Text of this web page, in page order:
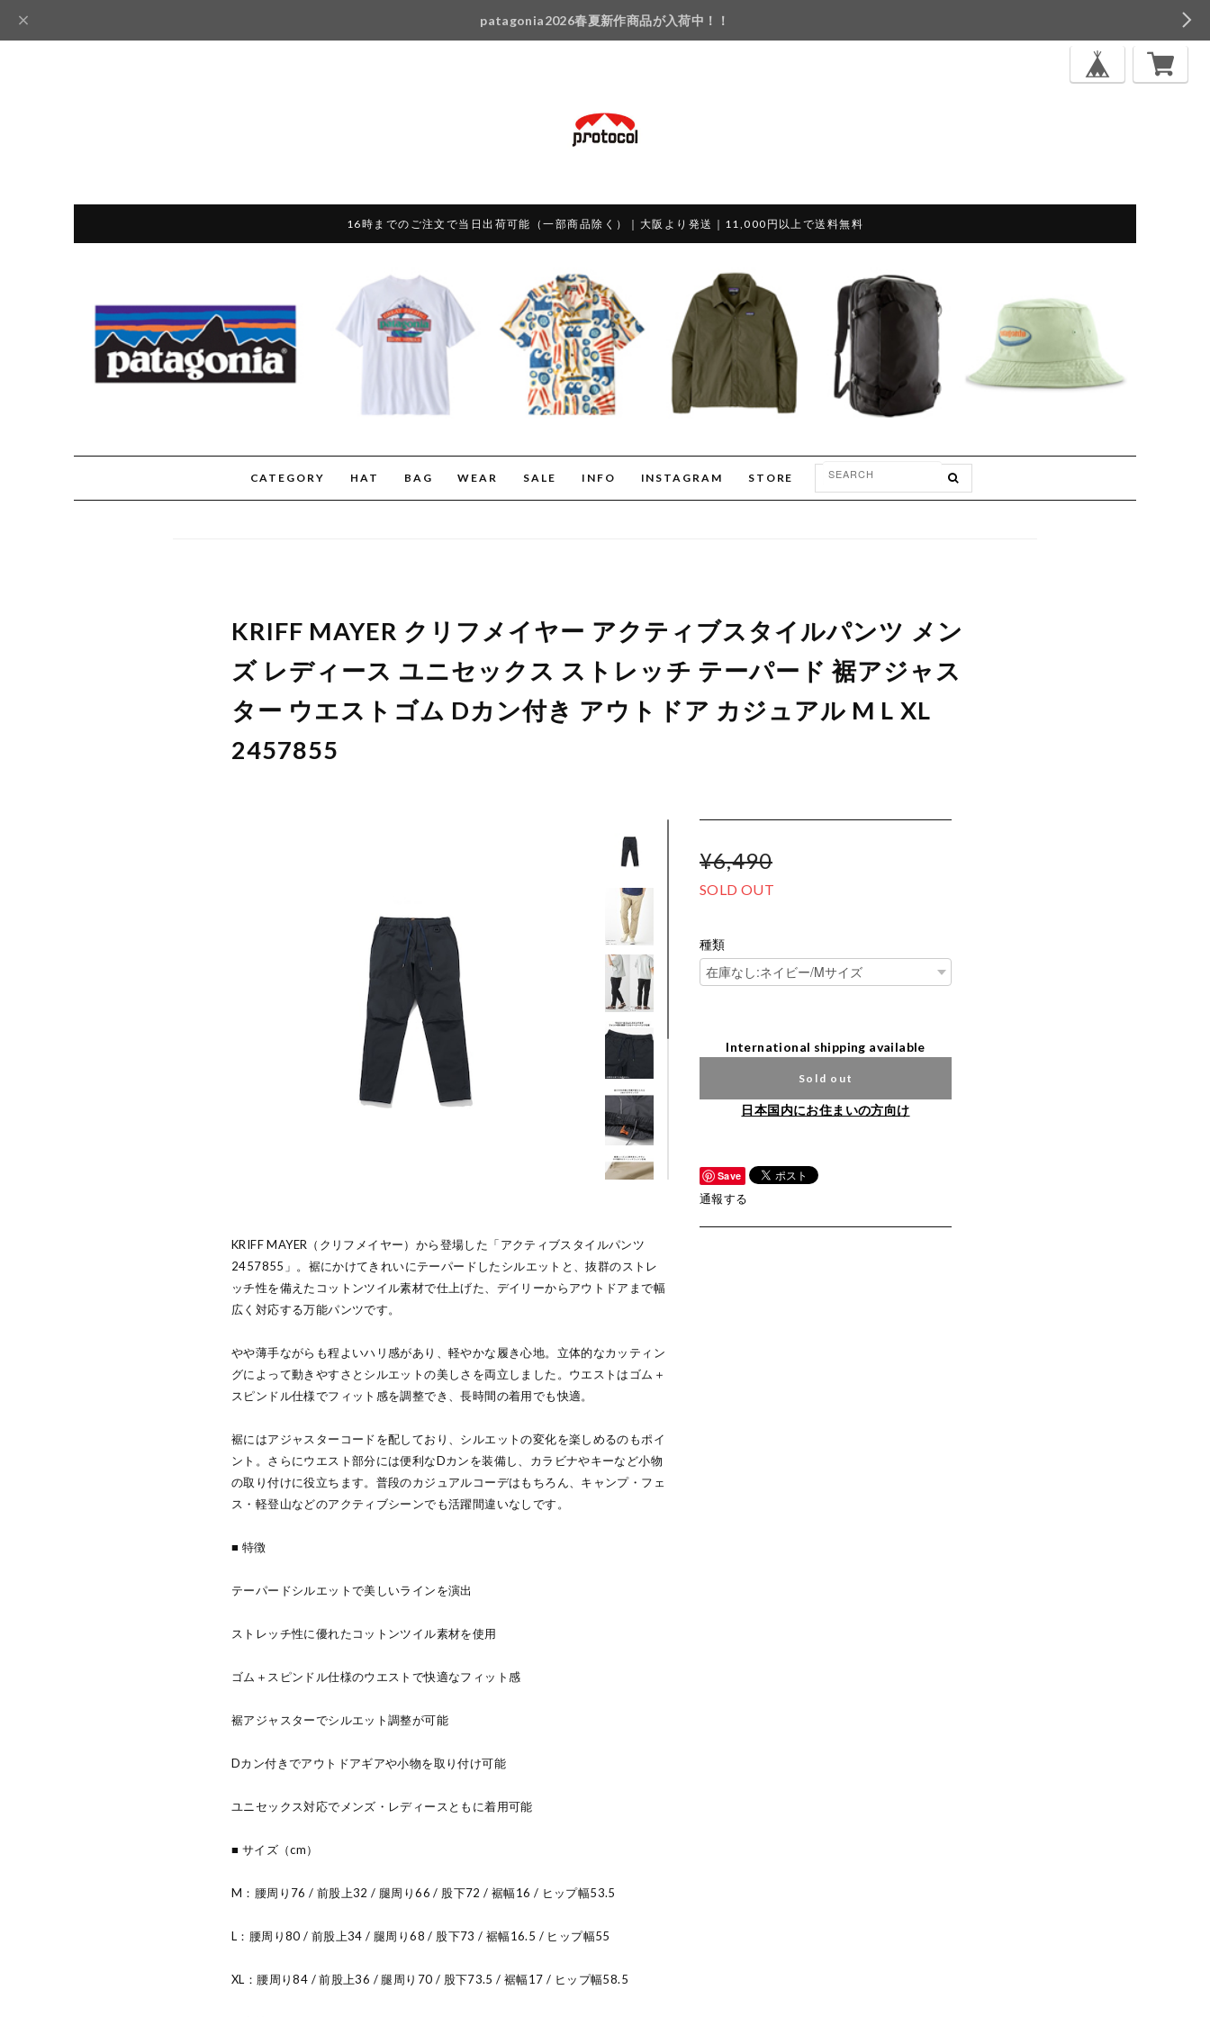
patagonia2026春夏新作商品が入荷中！！
16時までのご注文で当日出荷可能（一部商品除く）｜大阪より発送｜11,000円以上で送料無料
CATEGORY HAT BAG WEAR SALE INFO INSTAGRAM STORE
KRIFF MAYER クリフメイヤー アクティブスタイルパンツ メン
ズ レディース ユニセックス ストレッチ テーパード 裾アジャス
ター ウエストゴム Dカン付き アウトドア カジュアル M L XL
2457855
KRIFF MAYER（クリフメイヤー）から登場した「アクティブスタイルパンツ
2457855」。裾にかけてきれいにテーパードしたシルエットと、抜群のストレ
ッチ性を備えたコットンツイル素材で仕上げた、デイリーからアウトドアまで幅
広く対応する万能パンツです。
やや薄手ながらも程よいハリ感があり、軽やかな履き心地。立体的なカッティン
グによって動きやすさとシルエットの美しさを両立しました。ウエストはゴム＋
スピンドル仕様でフィット感を調整でき、長時間の着用でも快適。
裾にはアジャスターコードを配しており、シルエットの変化を楽しめるのもポイ
ント。さらにウエスト部分には便利なDカンを装備し、カラビナやキーなど小物
の取り付けに役立ちます。普段のカジュアルコーデはもちろん、キャンプ・フェ
ス・軽登山などのアクティブシーンでも活躍間違いなしです。
■ 特徴
テーパードシルエットで美しいラインを演出
ストレッチ性に優れたコットンツイル素材を使用
ゴム＋スピンドル仕様のウエストで快適なフィット感
裾アジャスターでシルエット調整が可能
Dカン付きでアウトドアギアや小物を取り付け可能
ユニセックス対応でメンズ・レディースともに着用可能
■ サイズ（cm）
M：腰周り76 / 前股上32 / 腿周り66 / 股下72 / 裾幅16 / ヒップ幅53.5
L：腰周り80 / 前股上34 / 腿周り68 / 股下73 / 裾幅16.5 / ヒップ幅55
XL：腰周り84 / 前股上36 / 腿周り70 / 股下73.5 / 裾幅17 / ヒップ幅58.5
¥6,490
SOLD OUT
種類
International shipping available
Sold out
日本国内にお住まいの方向け
Save
通報する